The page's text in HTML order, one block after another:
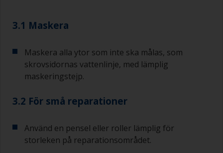
3.1 Maskera
Maskera alla ytor som inte ska målas, som
skrovsidornas vattenlinje, med lämplig
maskeringstejp.
3.2 För små reparationer
Använd en pensel eller roller lämplig för
storleken på reparationsområdet.